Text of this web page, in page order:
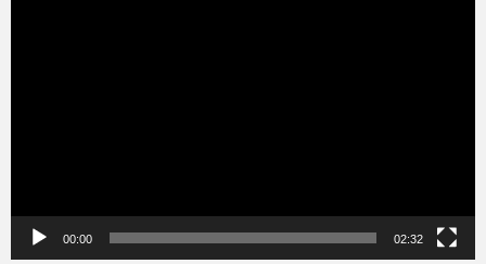
00:00 02:32